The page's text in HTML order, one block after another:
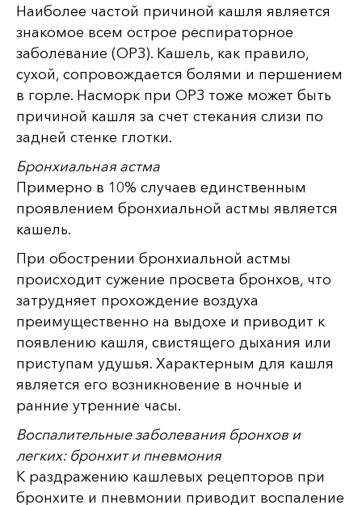
Наиболее частой причиной кашля является
знакомое всем острое респираторное
заболевание (ОРЗ). Кашель, как правило,
сухой, сопровождается болями и першением
в горле. Насморк при ОРЗ тоже может быть
причиной кашля за счет стекания слизи по
задней стенке глотки.
Бронхиальная астма
Примерно в 10% случаев единственным
проявлением бронхиальной астмы является
кашель.
При обострении бронхиальной астмы
происходит сужение просвета бронхов, что
затрудняет прохождение воздуха
преимущественно на выдохе и приводит к
появлению кашля, свистящего дыхания или
приступам удушья. Характерным для кашля
является его возникновение в ночные и
ранние утренние часы.
Воспалительные заболевания бронхов и
легких: бронхит и пневмония
К раздражению кашлевых рецепторов при
бронхите и пневмонии приводит воспаление